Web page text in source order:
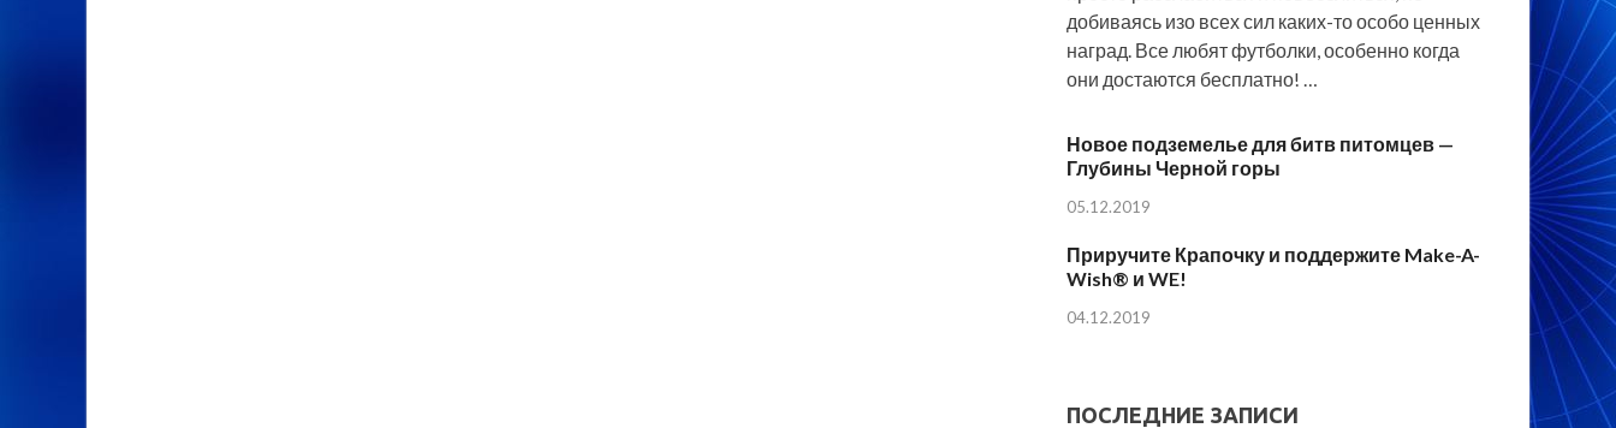
добиваясь изо всех сил каких-то особо ценных
наград. Все любят футболки, особенно когда
они достаются бесплатно! …
Новое подземелье для битв питомцев —
Глубины Черной горы
05.12.2019
Приручите Крапочку и поддержите Make-A-
Wish® и WE!
04.12.2019
ПОСЛЕДНИЕ ЗАПИСИ